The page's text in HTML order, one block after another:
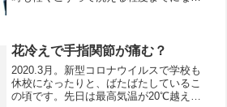
については、はずしていい...
花冷えで手指関節が痛む？
2020.3月。新型コロナウイルスで学校も
休校になったりと、ばたばたしているこ
の頃です。先日は最高気温が20℃越え、